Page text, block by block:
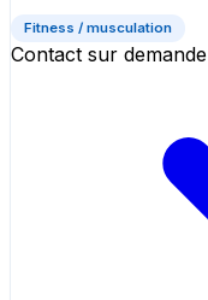
Fitness / musculation
Contact sur demande